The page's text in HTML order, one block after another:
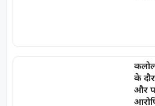
के
और